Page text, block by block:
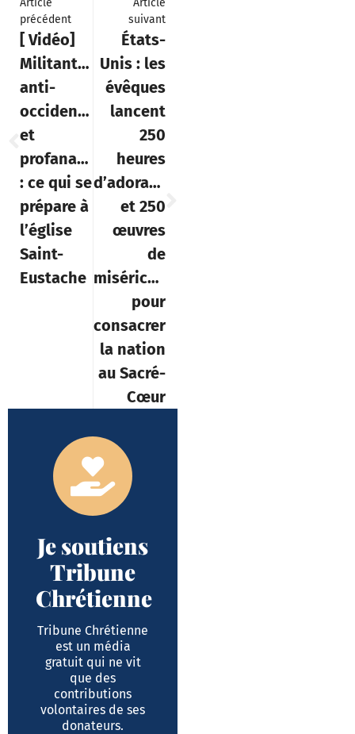
précédent
[ Vidéo]
Militantisme
anti-
occidental
et
profanation
: ce qui se
prépare à
l’église
Saint-
Eustache
suivant
États-
Unis : les
évêques
lancent
250
heures
d’adoration
et 250
œuvres
de
miséricorde
pour
consacrer
la nation
au Sacré-
Cœur
Je soutiens
Tribune
Chrétienne
Tribune Chrétienne
est un média
gratuit qui ne vit
que des
contributions
volontaires de ses
donateurs.